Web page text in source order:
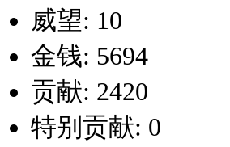
威望: 10
金钱: 5694
贡献: 2420
特别贡献: 0